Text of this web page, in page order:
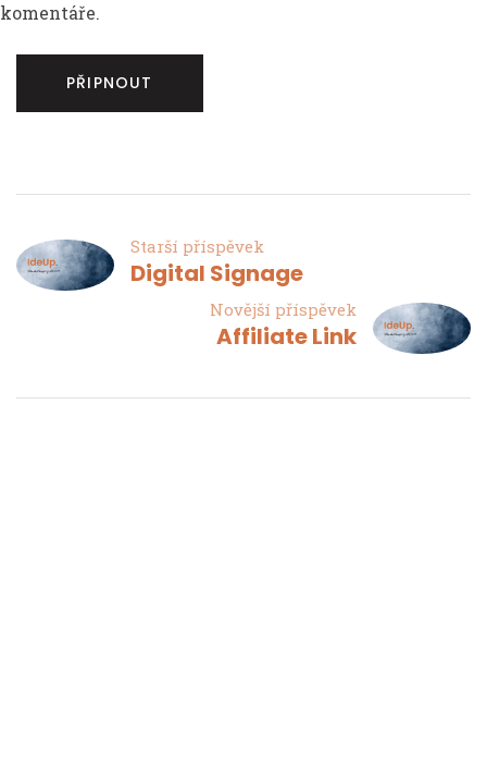
komentáře.
Starší příspěvek
Digital Signage
Novější příspěvek
Affiliate Link